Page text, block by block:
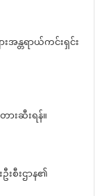
းအန္တရာယ်ကင်းရှင်း
းဆီးရန်။
ဦးစီးဌာန၏